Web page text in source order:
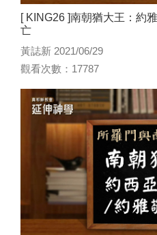
[ KING26 ]南朝猶大王：約
亡
黃誌新 2021/06/29
觀看次數：17787